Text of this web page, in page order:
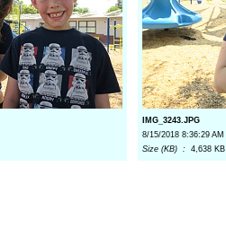
IMG_3243.JPG
8/15/2018 8:36:29 AM
Size (KB) : 4,638 KB